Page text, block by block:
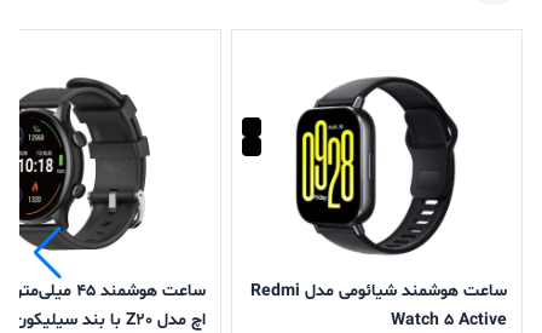
ساعت هوشمند شیائومی مدل Redmi
Watch 5 Active
ساعت هوشمند 45
اچ مدل Z20 با بند سیلیکون